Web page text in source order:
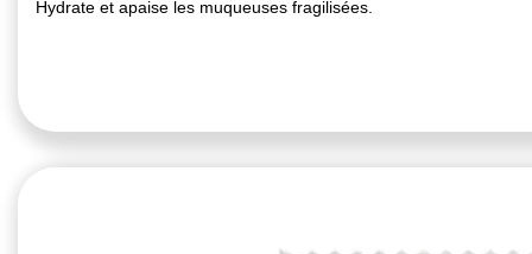
Hydrate et apaise les muqueuses fragilisées.